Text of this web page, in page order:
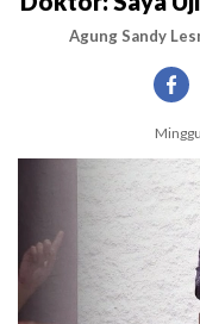
Agung Sandy